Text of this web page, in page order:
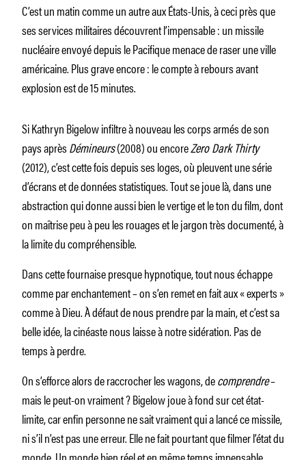
C’est un matin comme un autre aux États-Unis, à ceci près que
ses services militaires découvrent l’impensable : un missile
nucléaire envoyé depuis le Pacifique menace de raser une ville
américaine. Plus grave encore : le compte à rebours avant
explosion est de 15 minutes.
Si Kathryn Bigelow infiltre à nouveau les corps armés de son
pays aprèsDémineurs(2008) ou encoreZero Dark Thirty
(2012), c’est cette fois depuis ses loges, où pleuvent une série
d’écrans et de données statistiques. Tout se joue là, dans une
abstraction qui donne aussi bien le vertige et le ton du film, dont
on maîtrise peu à peu les rouages et le jargon très documenté, à
la limite du compréhensible.
Dans cette fournaise presque hypnotique, tout nous échappe
comme par enchantement – on s’en remet en fait aux « experts »
comme à Dieu. À défaut de nous prendre par la main, et c’est sa
belle idée, la cinéaste nous laisse à notre sidération. Pas de
temps à perdre.
On s’efforce alors de raccrocher les wagons, decomprendre–
mais le peut-on vraiment ? Bigelow joue à fond sur cet état-
limite, car enfin personne ne sait vraiment qui a lancé ce missile,
ni s’il n’est pas une erreur. Elle ne fait pourtant que filmer l’état du
monde. Un monde bien réel et en même temps impensable,